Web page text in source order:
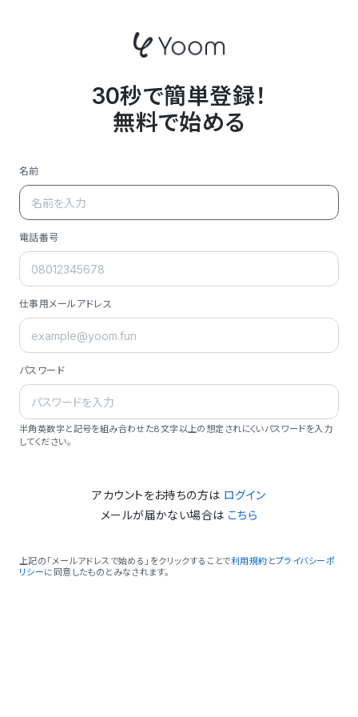
30秒で簡単登録！
無料で始める
名前
電話番号
仕事用メールアドレス
パスワード
半角英数字と記号を組み合わせた8文字以上の想定されにくいパスワードを入力
してください。
アカウントをお持ちの方は ログイン
メールが届かない場合は こちら
上記の「メールアドレスで始める」をクリックすることで利用規約 とプライバシーポ
リシーに同意したものとみなされます。